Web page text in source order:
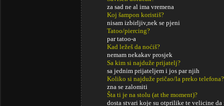
za sad ne al ima vremena
Koj šampon koristiš?
nisam izbirljiv,nek se pjeni
Tatoo/piercing?
par tatoo-a
Kad ležeš da noćiš?
nemam nekakav prosjek
Sa kim si najduže prijatelj?
sa jednim prijateljem i jos par njih
Koliko si najduže pričao/la preko telefona?
zna se zalomiti
Šta ti je na stolu (at the moment)?
dosta stvari koje su otprilike te velicine